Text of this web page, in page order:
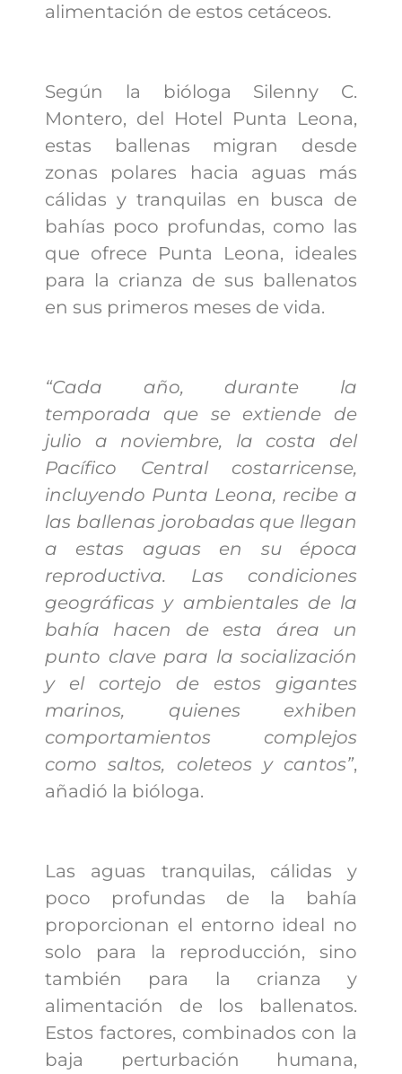
alimentación de estos cetáceos.
Según la bióloga Silenny C.
Montero, del Hotel Punta Leona,
estas ballenas migran desde
zonas polares hacia aguas más
cálidas y tranquilas en busca de
bahías poco profundas, como las
que ofrece Punta Leona, ideales
para la crianza de sus ballenatos
en sus primeros meses de vida.
“Cada año, durante la
temporada que se extiende de
julio a noviembre, la costa del
Pacífico Central costarricense,
incluyendo Punta Leona, recibe a
las ballenas jorobadas que llegan
a estas aguas en su época
reproductiva. Las condiciones
geográficas y ambientales de la
bahía hacen de esta área un
punto clave para la socialización
y el cortejo de estos gigantes
marinos, quienes exhiben
comportamientos complejos
como saltos, coleteos y cantos”,
añadió la bióloga.
Las aguas tranquilas, cálidas y
poco profundas de la bahía
proporcionan el entorno ideal no
solo para la reproducción, sino
también para la crianza y
alimentación de los ballenatos.
Estos factores, combinados con la
baja perturbación humana,